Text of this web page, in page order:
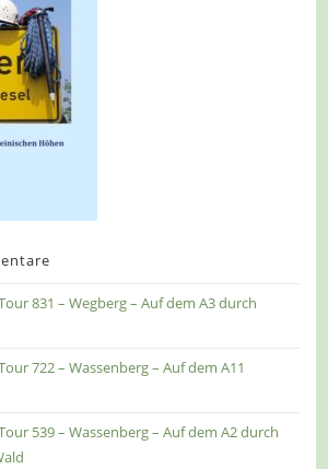
831 – Wegberg – Auf dem A3 durch
722 – Wassenberg – Auf dem A11
539 – Wassenberg – Auf dem A2 durch